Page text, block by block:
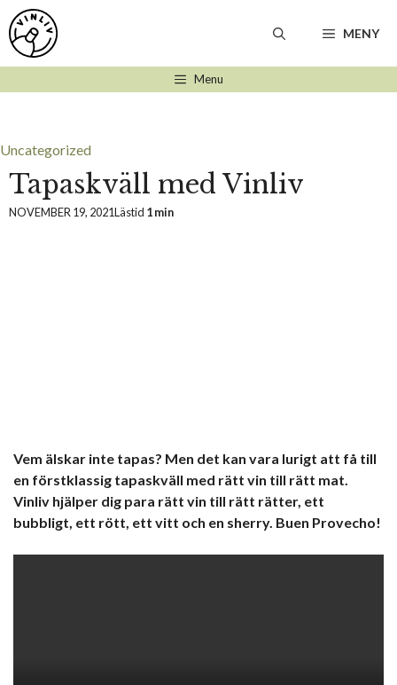
Hoppa
till
innehåll
MENY
Menu
Uncategorized
Tapaskväll med Vinliv
NOVEMBER 19, 2021Lästid 1 min
Vem älskar inte tapas? Men det kan vara lurigt att få till
en förstklassig tapaskväll med rätt vin till rätt mat.
Vinliv hjälper dig para rätt vin till rätt rätter, ett
bubbligt, ett rött, ett vitt och en sherry. Buen Provecho!